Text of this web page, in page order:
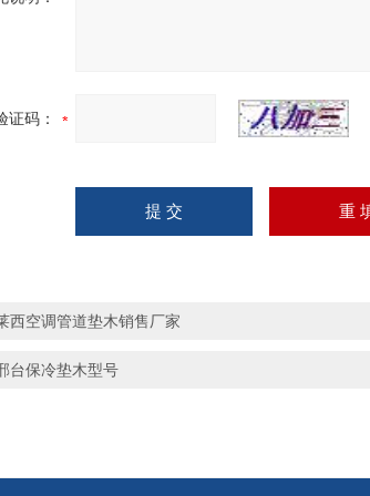
证码：
西空调管道垫木销售厂家
台保冷垫木型号